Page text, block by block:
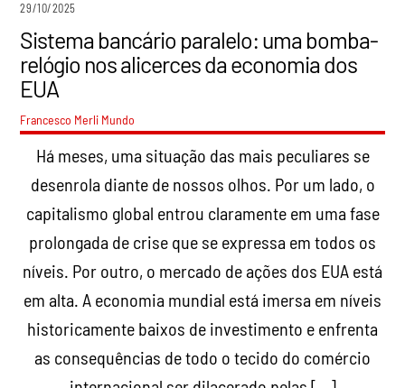
29/10/2025
Sistema bancário paralelo: uma bomba-
relógio nos alicerces da economia dos
EUA
Francesco Merli Mundo
Há meses, uma situação das mais peculiares se
desenrola diante de nossos olhos. Por um lado, o
capitalismo global entrou claramente em uma fase
prolongada de crise que se expressa em todos os
níveis. Por outro, o mercado de ações dos EUA está
em alta. A economia mundial está imersa em níveis
historicamente baixos de investimento e enfrenta
as consequências de todo o tecido do comércio